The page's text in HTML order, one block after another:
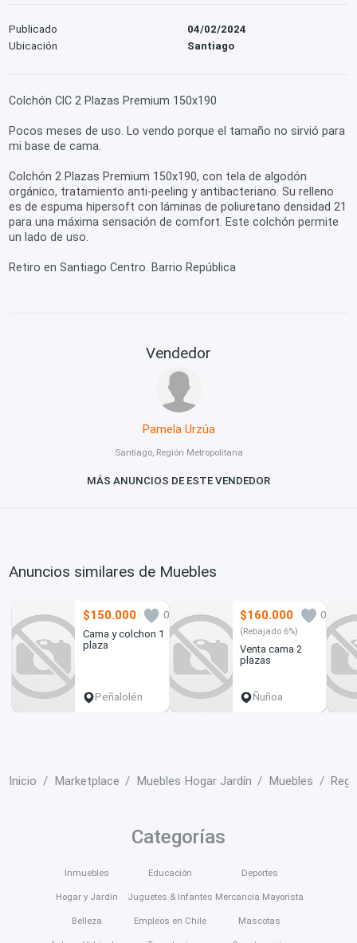
Publicado
04/02/2024
Ubicación
Santiago
Colchón CIC 2 Plazas Premium 150x190
Pocos meses de uso. Lo vendo porque el tamaño no sirvió para
mi base de cama.
Colchón 2 Plazas Premium 150x190, con tela de algodón
orgánico, tratamiento anti-peeling y antibacteriano. Su relleno
es de espuma hipersoft con láminas de poliuretano densidad 21
para una máxima sensación de comfort. Este colchón permite
un lado de uso.
Retiro en Santiago Centro. Barrio República
Vendedor
Pamela Urzúa
Santiago, Región Metropolitana
MÁS ANUNCIOS DE ESTE VENDEDOR
Anuncios similares de Muebles
$150.000
0
Cama y colchon 1
plaza
Peñalolén
$160.000 0
(Rebajado 6%)
Venta cama 2
plazas
Ñuñoa
Inicio Marketplace Muebles Hogar Jardín Muebles
Categorías
Inmuebles
Hogar y Jardín
Belleza
Educación
Juguetes & Infantes
Empleos en Chile
Deportes
Mercancía Mayorista
Mascotas